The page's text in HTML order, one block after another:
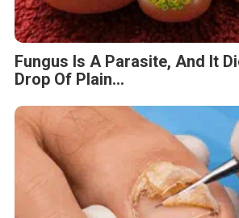
Fungus Is A Parasite, And It
Drop Of Plain...